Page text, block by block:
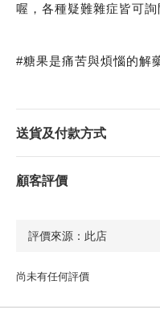
喔，各種疑難雜症皆可詢
#糖果是痛苦與煩惱的解
送貨及付款方式
顧客評價
尚未有任何評價